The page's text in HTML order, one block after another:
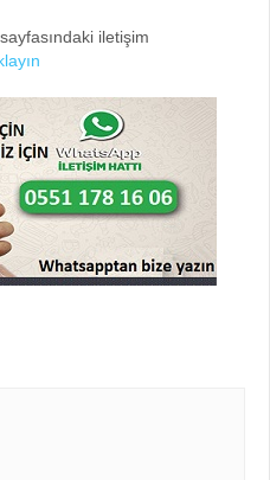
iletişim